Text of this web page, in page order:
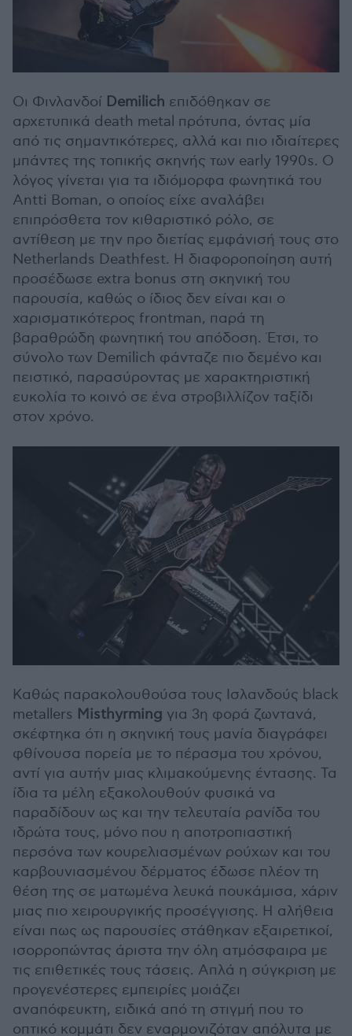
Οι Φινλανδοί Demilich επιδόθηκαν σε
αρχετυπικά death metal πρότυπα, όντας μία
από τις σημαντικότερες, αλλά και πιο ιδιαίτερες
μπάντες της τοπικής σκηνής των early 1990s. Ο
λόγος γίνεται για τα ιδιόμορφα φωνητικά του
Antti Boman, ο οποίος είχε αναλάβει
επιπρόσθετα τον κιθαριστικό ρόλο, σε
αντίθεση με την προ διετίας εμφάνισή τους στο
Netherlands Deathfest. Η διαφοροποίηση αυτή
προσέδωσε extra bonus στη σκηνική του
παρουσία, καθώς ο ίδιος δεν είναι και ο
χαρισματικότερος frontman, παρά τη
βαραθρώδη φωνητική του απόδοση. Έτσι, το
σύνολο των Demilich φάνταζε πιο δεμένο και
πειστικό, παρασύροντας με χαρακτηριστική
ευκολία το κοινό σε ένα στροβιλλίζον ταξίδι
στον χρόνο.
Καθώς παρακολουθούσα τους Ισλανδούς black
metallers Misthyrming για 3η φορά ζωντανά,
σκέφτηκα ότι η σκηνική τους μανία διαγράφει
φθίνουσα πορεία με το πέρασμα του χρόνου,
αντί για αυτήν μιας κλιμακούμενης έντασης. Τα
ίδια τα μέλη εξακολουθούν φυσικά να
παραδίδουν ως και την τελευταία ρανίδα του
ιδρώτα τους, μόνο που η αποτροπιαστική
περσόνα των κουρελιασμένων ρούχων και του
καρβουνιασμένου δέρματος έδωσε πλέον τη
θέση της σε ματωμένα λευκά πουκάμισα, χάριν
μιας πιο χειρουργικής προσέγγισης. Η αλήθεια
είναι πως ως παρουσίες στάθηκαν εξαιρετικοί,
ισορροπώντας άριστα την όλη ατμόσφαιρα με
τις επιθετικές τους τάσεις. Απλά η σύγκριση με
προγενέστερες εμπειρίες μοιάζει
αναπόφευκτη, ειδικά από τη στιγμή που το
οπτικό κομμάτι δεν εναρμονιζόταν απόλυτα με